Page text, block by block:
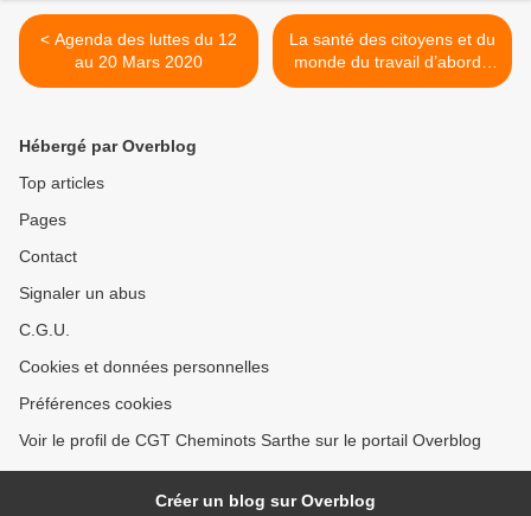
< Agenda des luttes du 12
au 20 Mars 2020
La santé des citoyens et du
monde du travail d’abord !
Communiqué de presse du
Hébergé par Overblog
Top articles
Pages
Contact
Signaler un abus
C.G.U.
Cookies et données personnelles
Préférences cookies
Voir le profil de CGT Cheminots Sarthe sur le portail Overblog
Créer un blog sur Overblog